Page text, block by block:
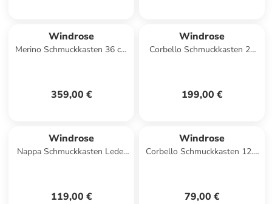
Windrose
Merino Schmuckkasten 36 cm
359,00 €
Windrose
Corbello Schmuckkasten 28
199,00 €
Windrose
Nappa Schmuckkasten Leder
119,00 €
Windrose
Corbello Schmuckkasten 12.5
79,00 €